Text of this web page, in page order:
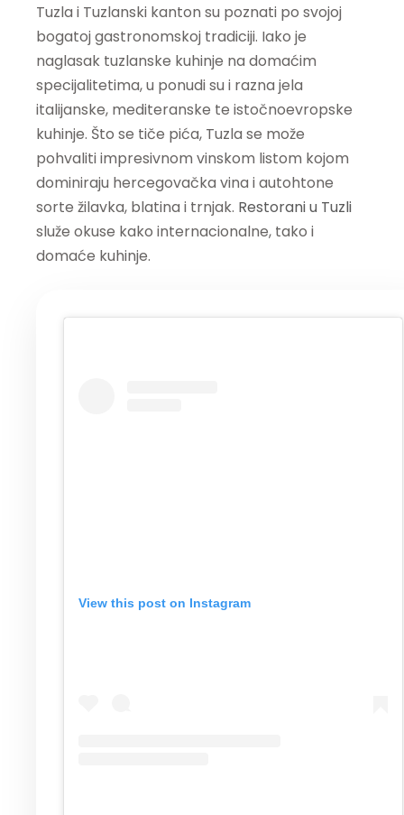
Tuzla i Tuzlanski kanton su poznati po svojoj
bogatoj gastronomskoj tradiciji. Iako je
naglasak tuzlanske kuhinje na domaćim
specijalitetima, u ponudi su i razna jela
italijanske, mediteranske te istočnoevropske
kuhinje. Što se tiče pića, Tuzla se može
pohvaliti impresivnom vinskom listom kojom
dominiraju hercegovačka vina i autohtone
sorte žilavka, blatina i trnjak. Restorani u Tuzli
služe okuse kako internacionalne, tako i
domaće kuhinje.
View this post on Instagram